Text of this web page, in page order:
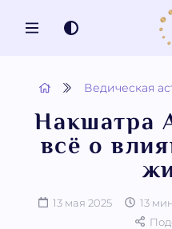
MENU
Ведическая
Накшатра
всё о
13 мая 2025 13